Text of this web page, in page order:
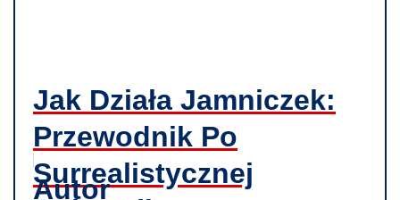
Jak Działa Jamniczek:
Przewodnik Po
Surrealistycznej
Autor